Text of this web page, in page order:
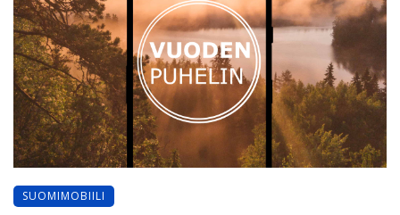
SUOMIMOBIILI